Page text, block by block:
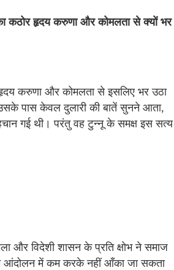
कठोर हृदय करुणा और कोमलता से क्यों भर
करुणा और कोमलता से इसलिए भर उठा
पास केवल दुलारी की बातें सुनने आता,
गई थी। परंतु वह टुन्नू के समक्ष इस सत्य
और विदेशी शासन के प्रति क्षोभ ने समाज
आंदोलन में कम करके नहीं आँका जा सकता